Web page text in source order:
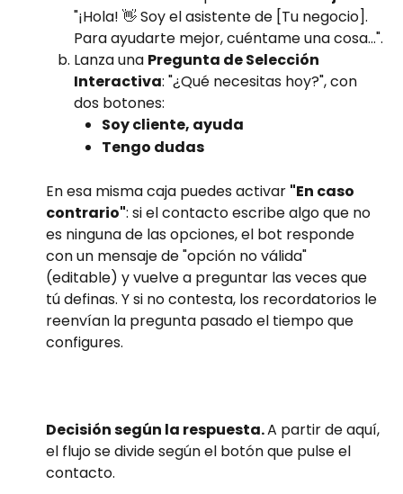
"¡Hola! 👋 Soy el asistente de [Tu negocio].
Para ayudarte mejor, cuéntame una cosa…".
Lanza una Pregunta de Selección
Interactiva: "¿Qué necesitas hoy?", con
dos botones:
Soy cliente, ayuda
Tengo dudas
En esa misma caja puedes activar "En caso
contrario": si el contacto escribe algo que no
es ninguna de las opciones, el bot responde
con un mensaje de "opción no válida"
(editable) y vuelve a preguntar las veces que
tú definas. Y si no contesta, los recordatorios le
reenvían la pregunta pasado el tiempo que
configures.
Decisión según la respuesta. A partir de aquí,
el flujo se divide según el botón que pulse el
contacto.